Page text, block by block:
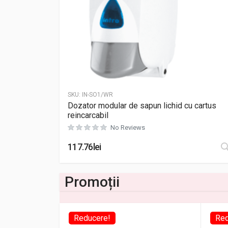
SKU: IN-SO1/WR
Dozator modular de sapun lichid cu cartus
reincarcabil
No Reviews
117.76 lei
Promoții
Reducere!